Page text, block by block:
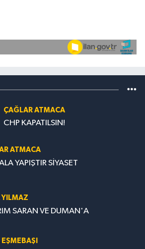
ÇAĞLAR ATMACA
CHP KAPATILSIN!
ATMACA
YAPIŞTIR SİYASET
SARAN VE DUMAN'A